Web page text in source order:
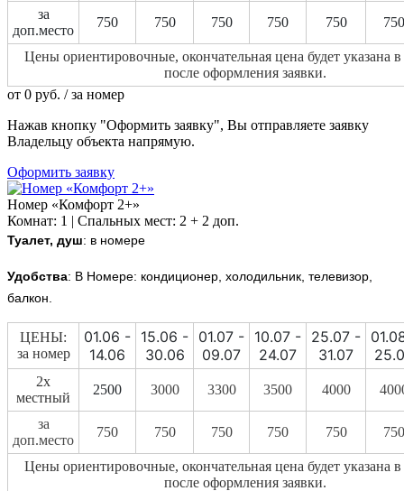
за
доп.место
750 750 750 750 750 750
Цены ориентировочные, окончательная цена будет указана
после оформления заявки.
от 0 руб. / за номер
Нажав кнопку "Оформить заявку", Вы отправляете заявку
Владельцу объекта напрямую.
Оформить заявку
Номер «Комфорт 2+»
Комнат: 1 | Спальных мест: 2 + 2 доп.
Туалет, душ: в номере
Удобства: В Номере: кондиционер, холодильник, телевизор,
балкон.
ЦЕНЫ:
за номер
01.06 -
14.06
15.06 -
30.06
01.07 -
09.07
10.07 -
24.07
25.07 -
31.07
2х
местный
2500 3000 3300 3500 4000
за
доп.место
750 750 750 750 750 750
Цены ориентировочные, окончательная цена будет указана
после оформления заявки.